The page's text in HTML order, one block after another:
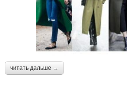
читать дальше →